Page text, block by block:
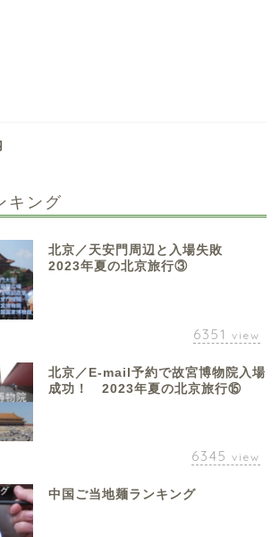
キング
北京／天安門周辺と入場失敗
2023年夏の北京旅行③
6351 view
北京／E-mail予約で故宮博物院入場
成功！ 2023年夏の北京旅行⑮
6345 view
中国ご当地麺ランキング